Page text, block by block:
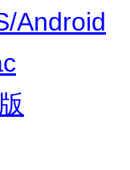
Android